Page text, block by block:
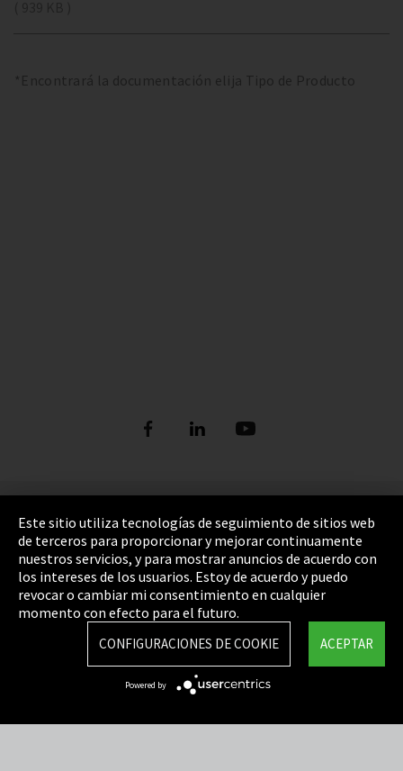
*Encontrará la documentación elija Tipo de Producto
Pie de imprenta
Política de privacidad
Cookie Settings
Términos y Condiciones
Mapa del sitio
Integrity Line
Este sitio utiliza tecnologías de seguimiento de sitios web
de terceros para proporcionar y mejorar continuamente
nuestros servicios, y para mostrar anuncios de acuerdo con
los intereses de los usuarios. Estoy de acuerdo y puedo
revocar o cambiar mi consentimiento en cualquier
momento con efecto para el futuro.
ACEPTAR
CONFIGURACIONES DE COOKIE
Powered by